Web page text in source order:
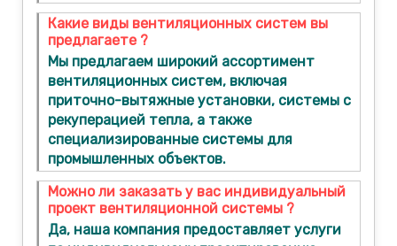
Какие виды вентиляционных систем вы
предлагаете ?
Мы предлагаем широкий ассортимент
вентиляционных систем, включая
приточно-вытяжные установки, системы с
рекуперацией тепла, а также
специализированные системы для
промышленных объектов.
Можно ли заказать у вас индивидуальный
проект вентиляционной системы ?
Да, наша компания предоставляет услуги